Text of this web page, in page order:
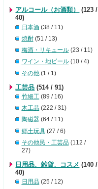
アルコール（お酒類）
(123 /
40)
日本酒(38 / 11)
焼酎(51 / 13)
梅酒・リキュール(23 / 11)
ワイン・地ビール(10 / 4)
その他(1 / 1)
工芸品 (514 / 91)
竹細工(89 / 16)
木工品(222 / 31)
陶磁器(64 / 11)
郷土玩具(27 / 6)
その他民・工芸品(112 /
27)
日用品、雑貨、コスメ (140 /
40)
日用品(25 / 12)